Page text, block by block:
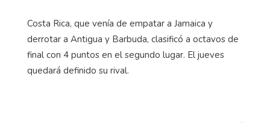
Costa Rica, que venía de empatar a Jamaica y
derrotar a Antigua y Barbuda, clasificó a octavos de
final con 4 puntos en el segundo lugar. El jueves
quedará definido su rival.